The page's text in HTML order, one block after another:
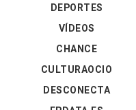
DEPORTES
VÍDEOS
CHANCE
CULTURAOCIO
DESCONECTA